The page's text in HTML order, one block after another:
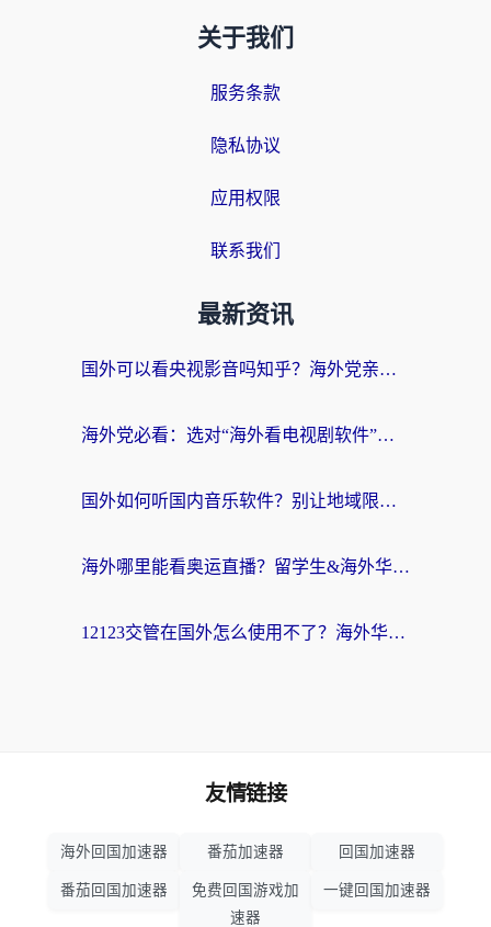
关于我们
服务条款
隐私协议
应用权限
联系我们
最新资讯
国外可以看央视影音吗知乎？海外党亲测有效的回国加速方案
海外党必看：选对“海外看电视剧软件”，再也不用愁国内剧刷不了
国外如何听国内音乐软件？别让地域限制，断了你的中文歌单
海外哪里能看奥运直播？留学生&海外华人必看的体育赛事观赛终极指南
12123交管在国外怎么使用不了？海外华人必看的无缝访问国内资源指南
友情链接
海外回国加速器 番茄加速器 回国加速器
番茄回国加速器
免费回国游戏加
速器
一键回国加速器